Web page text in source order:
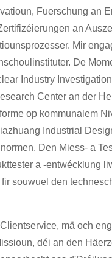
Fuerschung an
an
Mir
De
Industry
Center an der
op kommunalem
Industrial
Den Miess- a
a -entwécklung
souwuel den
mä och
déi an den